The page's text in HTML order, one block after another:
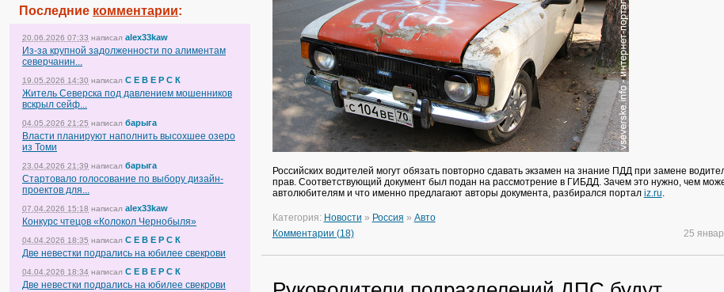
Последние комментарии:
20.06.2026 07:33 написал alex33kaw
Из-за крупной задолженности по алиментам
северчанин...
19.05.2026 14:30 написал С Е В Е Р С К
Житель Северска под давлением мошенников
вскрыл сейф...
04.05.2026 21:25 написал барыга
Власти планируют наполнить высохшее озеро
из Томи
23.04.2026 21:39 написал барыга
Стартовало голосование по выбору дизайн-
проектов для...
07.04.2026 15:18 написал alex33kaw
Конкурс чтецов «Колокол Чернобыля»
04.04.2026 18:35 написал С Е В Е Р С К
Две невестки подрались на юбилее свекрови
04.04.2026 18:34 написал С Е В Е Р С К
Две невестки подрались на юбилее свекрови
Российских водителей могут обязать повторно сдавать экзамен на знание ПДД при замене
прав. Соответствующий документ был подан на рассмотрение в ГИБДД. Зачем это нужно, чем
автолюбителям и что именно предлагают авторы документа, разбирался портал iz.ru.
Категория: Новости » Россия » Авто
Комментарии (18)
25